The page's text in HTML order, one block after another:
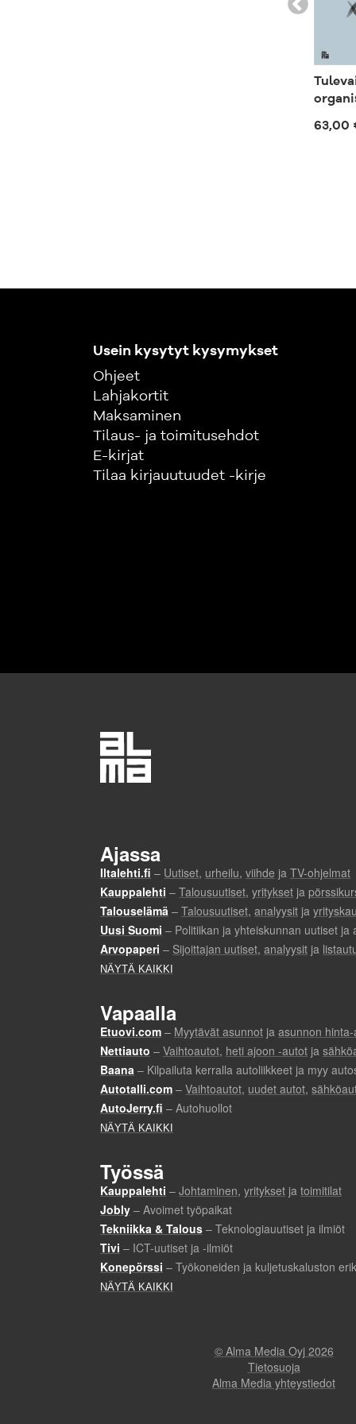
63,00
Usein kysytyt kysymykset
Ohjeet
Lahjakortit
Maksaminen
Tilaus- ja toimitusehdot
E-kirjat
Tilaa kirjauutuudet -kirje